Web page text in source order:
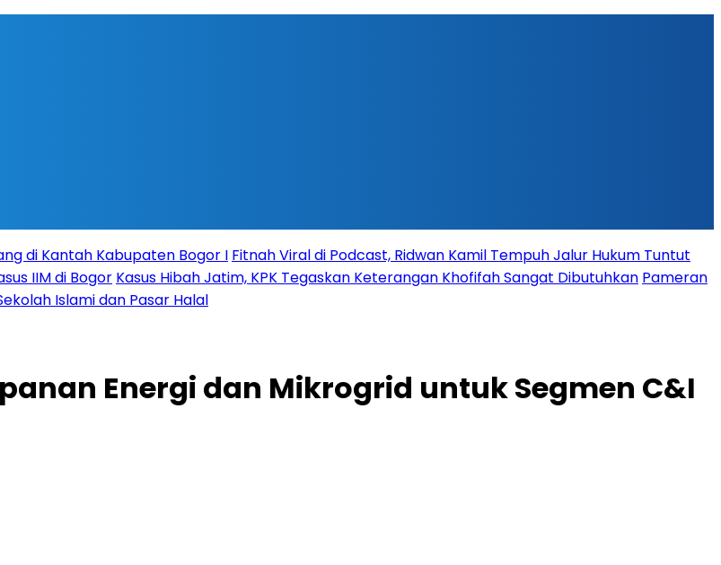
di Kantah Kabupaten Bogor I Fitnah Viral di Podcast, Ridwan Kamil Tempuh Jalur Hukum Tuntut
IIM di Bogor Kasus Hibah Jatim, KPK Tegaskan Keterangan Khofifah Sangat Dibutuhkan Pameran
Islami dan Pasar Halal
Energi dan Mikrogrid untuk Segmen C&I